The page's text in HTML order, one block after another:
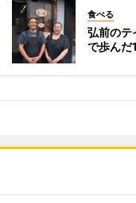
食べる
弘前の
で歩んだ